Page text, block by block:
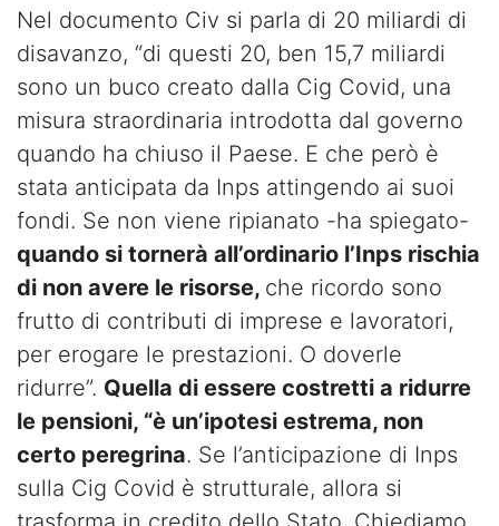
Nel documento Civ si parla di 20 miliardi di
disavanzo, “di questi 20, ben 15,7 miliardi
sono un buco creato dalla Cig Covid, una
misura straordinaria introdotta dal governo
quando ha chiuso il Paese. E che però è
stata anticipata da Inps attingendo ai suoi
fondi. Se non viene ripianato -ha spiegato-
quando si tornerà all’ordinario l’Inps rischia
di non avere le risorse, che ricordo sono
frutto di contributi di imprese e lavoratori,
per erogare le prestazioni. O doverle
ridurre”. Quella di essere costretti a ridurre
le pensioni, “è un’ipotesi estrema, non
certo peregrina. Se l’anticipazione di Inps
sulla Cig Covid è strutturale, allora si